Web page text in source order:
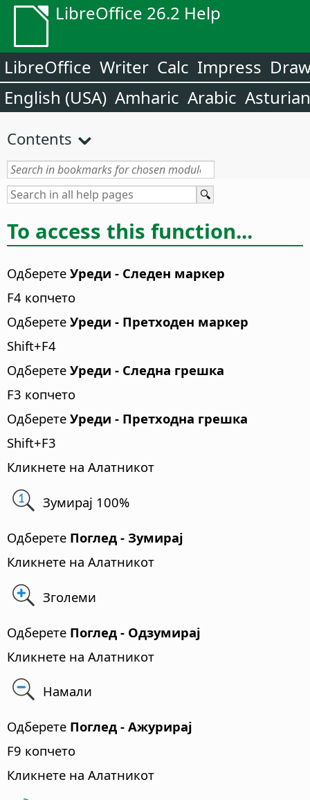
LibreOffice 26.2 Help
LibreOffice Writer Calc Impress
English (USA) Amharic Arabic Asturian
Contents
To access this function...
Одберете Уреди - Следен маркер
F4 копчето
Одберете Уреди - Претходен маркер
Shift+F4
Одберете Уреди - Следна грешка
F3 копчето
Одберете Уреди - Претходна грешка
Shift+F3
Кликнете на Алатникот
Зумирај 100%
Одберете Поглед - Зумирај
Кликнете на Алатникот
Зголеми
Одберете Поглед - Одзумирај
Кликнете на Алатникот
Намали
Одберете Поглед - Ажурирај
F9 копчето
Кликнете на Алатникот